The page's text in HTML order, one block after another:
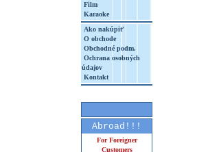
Film
Karaoke
Ako nakúpiť
O obchode
Obchodné podm.
Ochrana osobných
údajov
Kontakt
Abroad!!!
For Foreigner
Customers